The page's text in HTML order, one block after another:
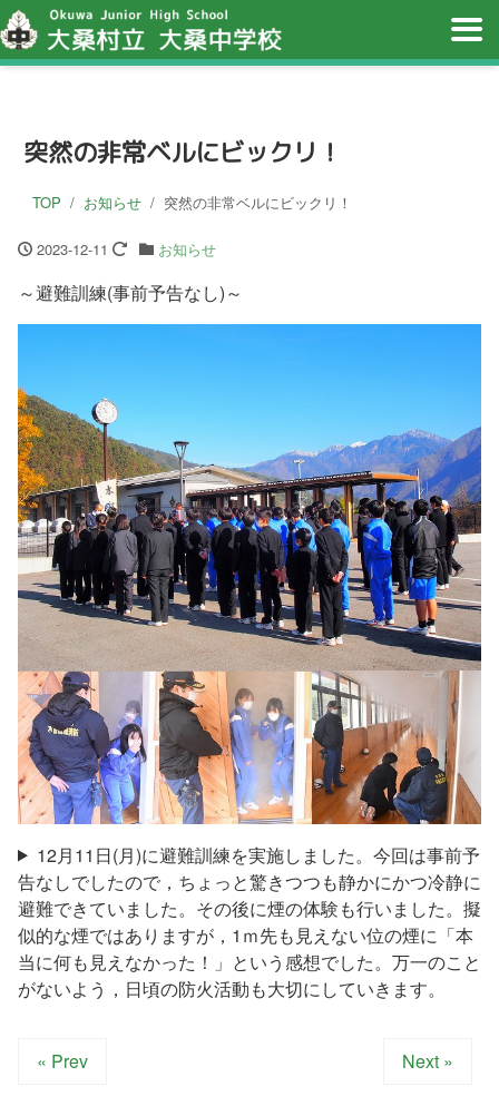
突然の非常ベルにビックリ！
TOP お知らせ 突然の非常ベルにビックリ！
2023-12-11 お知らせ
～避難訓練(事前予告なし)～
12月11日(月)に避難訓練を実施しました。今回は事前予
告なしでしたので，ちょっと驚きつつも静かにかつ冷静に
避難できていました。その後に煙の体験も行いました。擬
似的な煙ではありますが，1ｍ先も見えない位の煙に「本
当に何も見えなかった！」という感想でした。万一のこと
がないよう，日頃の防火活動も大切にしていきます。
« Prev Next »